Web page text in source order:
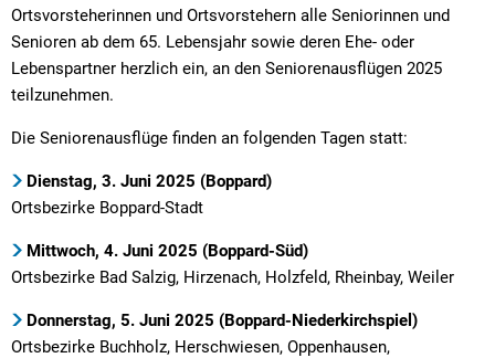
Ortsvorsteherinnen und Ortsvorstehern alle Seniorinnen und
Senioren ab dem 65. Lebensjahr sowie deren Ehe- oder
Lebenspartner herzlich ein, an den Seniorenausflügen 2025
teilzunehmen.
Die Seniorenausflüge finden an folgenden Tagen statt:
Dienstag, 3. Juni 2025 (Boppard)
Ortsbezirke Boppard-Stadt
Mittwoch, 4. Juni 2025 (Boppard-Süd)
Ortsbezirke Bad Salzig, Hirzenach, Holzfeld, Rheinbay, Weiler
Donnerstag, 5. Juni 2025 (Boppard-Niederkirchspiel)
Ortsbezirke Buchholz, Herschwiesen, Oppenhausen,